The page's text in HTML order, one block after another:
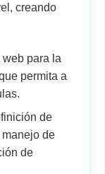
creando
para la
permita a
de
de
de